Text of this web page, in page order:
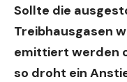
Sollte die
Treibhausgasen
emittiert werden
so droht ein